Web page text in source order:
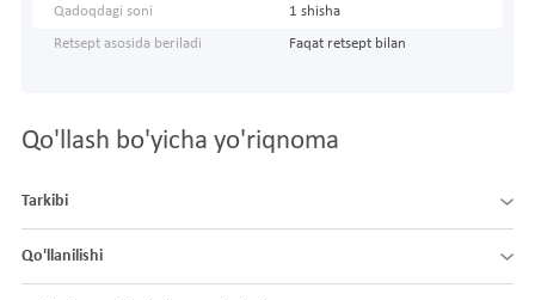
Qadoqdagi soni 1 shisha
Retsept asosida beriladi Faqat retsept bilan
Qo'llash bo'yicha yo'riqnoma
Tarkibi
Qo'llanilishi